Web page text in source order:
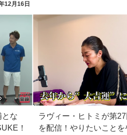
12月16日
な
！
ラヴィー・ヒトミが第
を配信！やりたいこと